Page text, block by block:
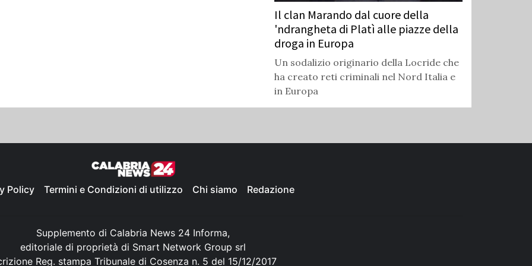
Il clan Marando dal cuore della
'ndrangheta di Platì alle piazze della
droga in Europa
Un sodalizio originario della Locride che
ha creato reti criminali nel Nord Italia e
in Europa
Policy Termini e Condizioni di utilizzo Chi siamo Redazione
Supplemento di Calabria News 24 Informa,
editoriale di proprietà di Smart Network Group srl
Reg. stampa Tribunale di Cosenza n. 5 del 15/12/2017